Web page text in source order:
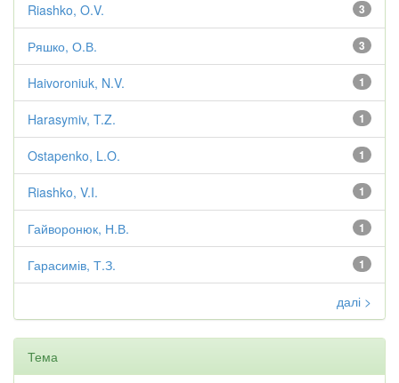
3
Riashko, O.V.
3
Ряшко, О.В.
1
Haivoroniuk, N.V.
1
Harasymiv, T.Z.
1
Ostapenko, L.O.
1
Riashko, V.I.
1
Гайворонюк, Н.В.
1
Гарасимів, Т.З.
далі >
Тема